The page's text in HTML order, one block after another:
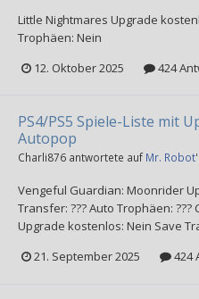
Little Nightmares Upgrade
Trophäen: Nein
12. Oktober 2025
424
PS4/PS5 Spiele-Liste mit
Autopop
Charli876 antwortete auf Mr. Robot
Vengeful Guardian: Moonrider
Transfer: ??? Auto Trophäen:
Upgrade kostenlos: Nein Save
21. September 2025
424